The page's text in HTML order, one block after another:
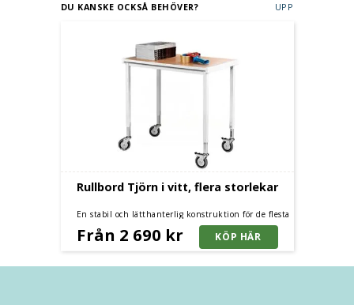
DU KANSKE OCKSÅ BEHÖVER? UPP
Rullbord Tjörn i vitt, flera storlekar
En stabil och lätthanterlig konstruktion för de flesta
Från 2 690 kr